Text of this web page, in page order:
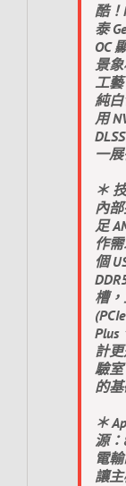
酷
泰
OC
景
工
純
用
一
＊
內
足
作
個
槽
Plus
計
驗
的基
＊
源
電
讓